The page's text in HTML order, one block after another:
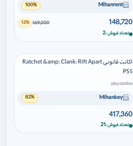
Mihanrent
100%
148,720
169,000
12%
تعداد فروش 2
اکانت قانونی Ratchet &amp; Clank: Rift Apart
PS5
playstation
Mihankey
82%
417,360
تعداد فروش 21